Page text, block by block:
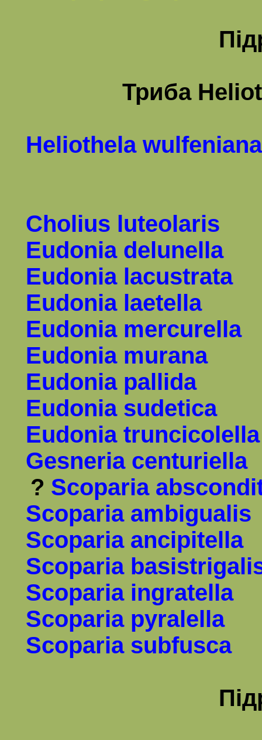
Триба
Heliothela wulfeniana
Cholius luteolaris
Eudonia delunella
Eudonia lacustrata
Eudonia laetella
Eudonia mercurella
Eudonia murana
Eudonia pallida
Eudonia sudetica
Eudonia truncicolella
Gesneria centuriella
? Scoparia
Scoparia ambigualis
Scoparia ancipitella
Scoparia
Scoparia ingratella
Scoparia pyralella
Scoparia subfusca